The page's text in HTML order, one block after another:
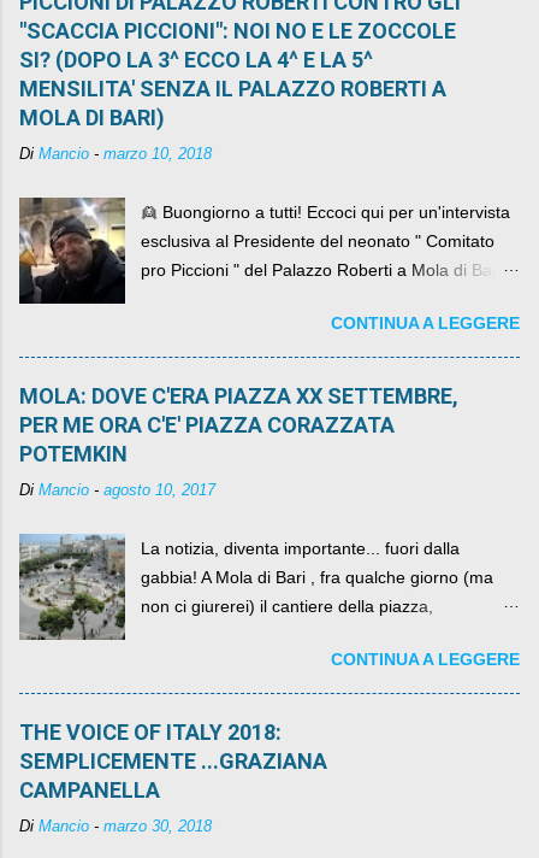
"SCACCIA PICCIONI": NOI NO E LE ZOCCOLE
SI? (DOPO LA 3^ ECCO LA 4^ E LA 5^
MENSILITA' SENZA IL PALAZZO ROBERTI A
MOLA DI BARI)
Di Mancio - marzo 10, 2018
👱 Buongiorno a tutti! Eccoci qui per un'intervista
esclusiva al Presidente del neonato " Comitato
pro Piccioni " del Palazzo Roberti a Mola di Bari ,
come definirlo... signor?....CONTINUA A LEGGERE
MOLA: DOVE C'ERA PIAZZA XX SETTEMBRE,
PER ME ORA C'E' PIAZZA CORAZZATA
POTEMKIN
Di Mancio - agosto 10, 2017
La notizia, diventa importante... fuori dalla
gabbia! A Mola di Bari , fra qualche giorno (ma
non ci giurerei) il cantiere della piazza,
per un numero esorbitante di mesi, non ci sarà
più. C'era una volta Piazza XX Settembre ,
CONTINUA A LEGGERE
THE VOICE OF ITALY 2018:
SEMPLICEMENTE ...GRAZIANA
CAMPANELLA
Di Mancio - marzo 30, 2018